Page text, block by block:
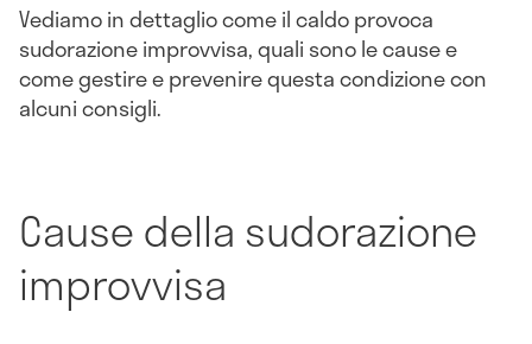
Vediamo in dettaglio come il caldo provoca
sudorazione improvvisa, quali sono le cause e
come gestire e prevenire questa condizione con
alcuni consigli.
Cause della sudorazione
improvvisa